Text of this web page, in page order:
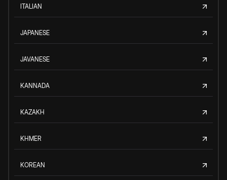
ITALIAN
JAPANESE
JAVANESE
KANNADA
KAZAKH
KHMER
KOREAN